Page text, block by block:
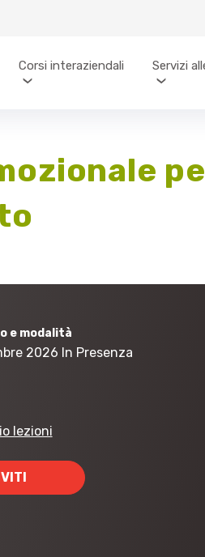
Corsi interaziendali Servizi
e modalità
2026 In Presenza
lezioni